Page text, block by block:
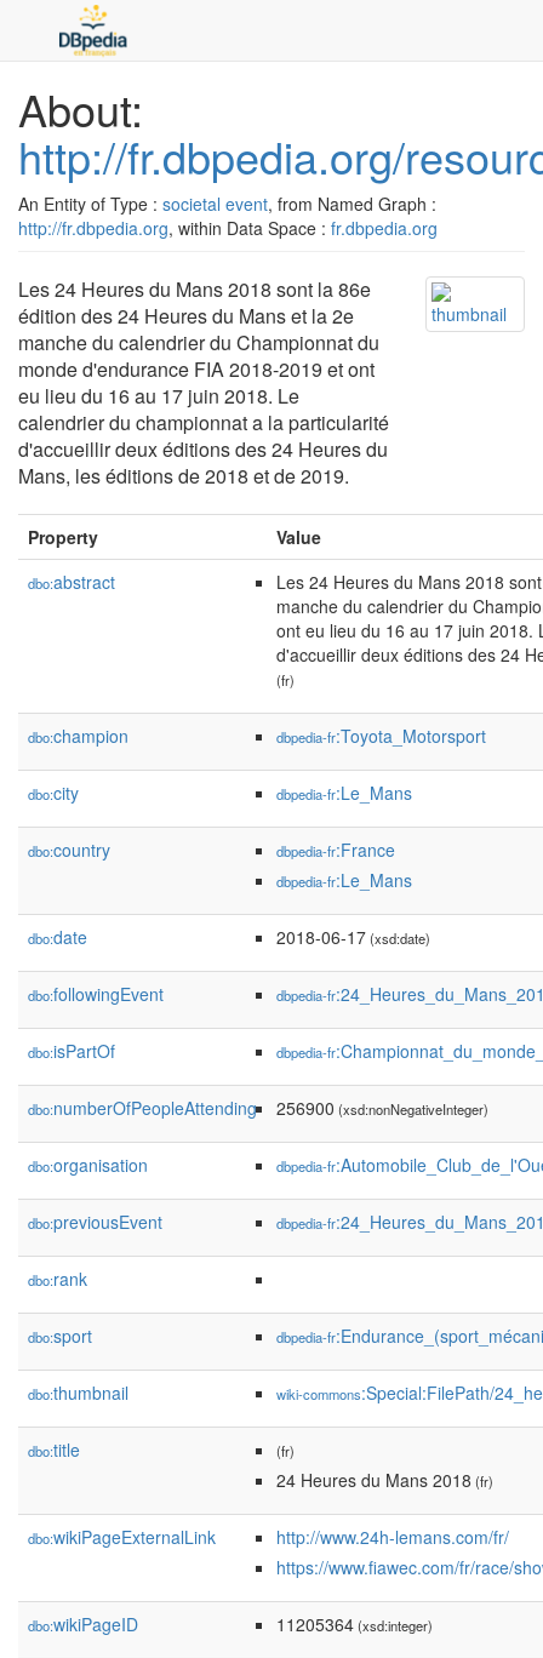
About:
http://fr.dbpedia.org/
An Entity of Type : societal event, from Named Graph :
http://fr.dbpedia.org, within Data Space : fr.dbpedia.org
Les 24 Heures du Mans 2018 sont la 86e
édition des 24 Heures du Mans et la 2e
manche du calendrier du Championnat du
monde d'endurance FIA 2018-2019 et ont
eu lieu du 16 au 17 juin 2018. Le
calendrier du championnat a la particularité
d'accueillir deux éditions des 24 Heures du
Mans, les éditions de 2018 et de 2019.
Property Value
dbo:abstract
Les 24 Heures du Mans 2018
manche du calendrier du
ont eu lieu du 16 au 17 juin
d'accueillir deux éditions des 24
(fr)
dbo:champion dbpedia-fr:Toyota_Motorsport
dbo:city dbpedia-fr:Le_Mans
dbo:country dbpedia-fr:France
dbpedia-fr:Le_Mans
dbo:date 2018-06-17(xsd:date)
dbo:followingEvent dbpedia-fr
dbo:isPartOf dbpedia-fr
dbo:numberOfPeopleAttending 256900 (xsd:nonNegativeInteger)
dbo:organisation dbpedia-fr
dbo:previousEvent dbpedia-fr
dbo:rank
dbo:sport dbpedia-fr
dbo:thumbnail wiki-commons:Special:FilePath/
dbo:title (fr)
24 Heures du Mans 2018 (fr)
dbo:wikiPageExternalLink
http://www.24h-lemans.com/fr/
https://www.fiawec.com/fr/race/
dbo:wikiPageID 11205364(xsd:integer)